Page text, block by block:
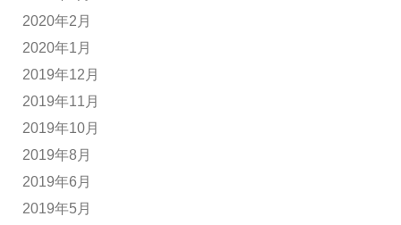
2020年2月
2020年1月
2019年12月
2019年11月
2019年10月
2019年8月
2019年6月
2019年5月